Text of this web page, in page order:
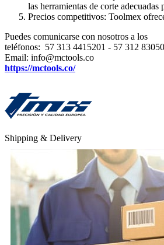
las herramientas de corte adecuadas
Precios competitivos: Toolmex
Puedes comunicarse con nosotros a los
teléfonos: 57 313 4415201 - 57 312
Email: info@mctools.co
https://mctools.co/
Shipping & Delivery